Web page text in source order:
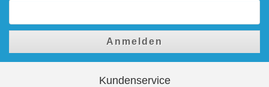
Anmelden
Kundenservice